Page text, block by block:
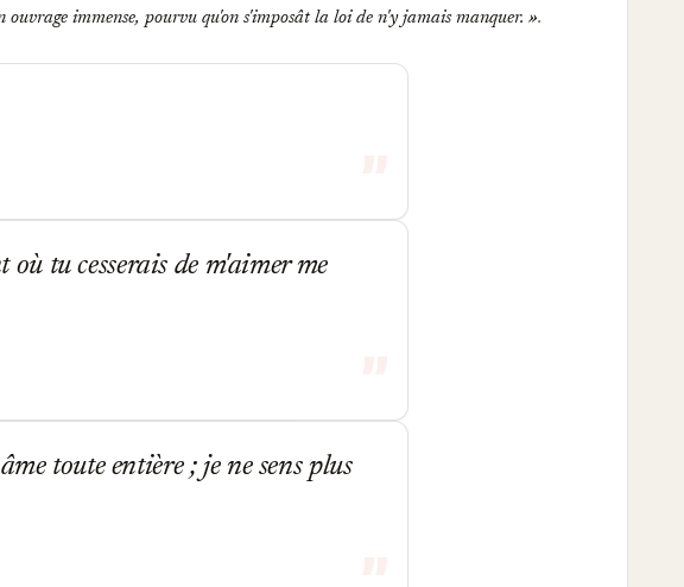
immense, pourvu qu'on s'imposât la loi de n'y jamais manquer. .
tu cesserais de m'aimer me
toute entière ; je ne sens plus